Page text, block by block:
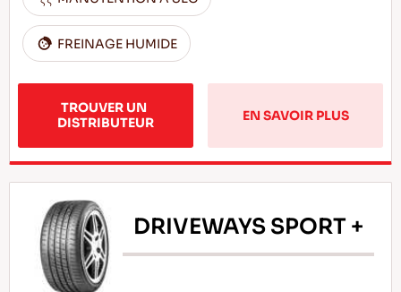
FREINAGE HUMIDE
TROUVER UN
DISTRIBUTEUR
EN SAVOIR PLUS
DRIVEWAYS SPORT +